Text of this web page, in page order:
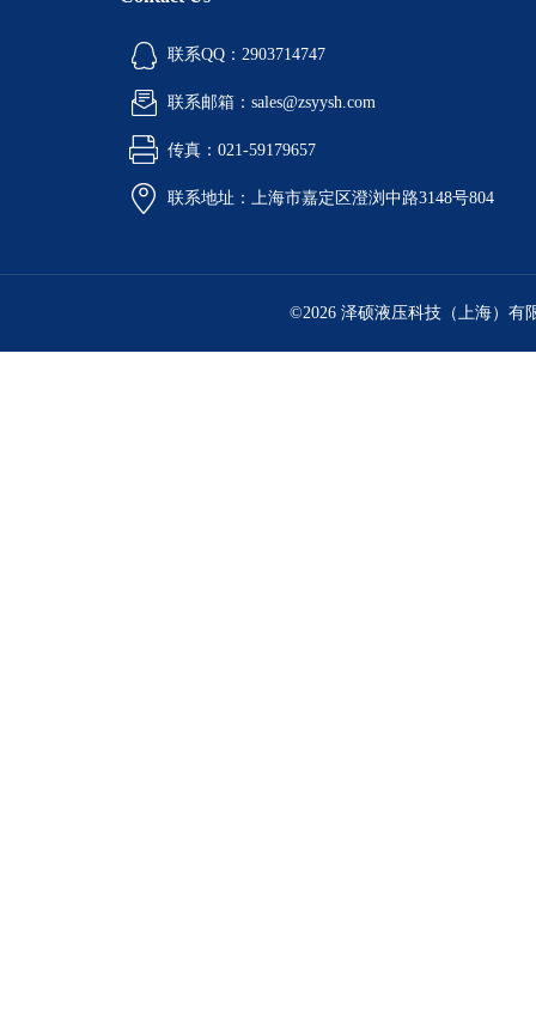
联系QQ：2903714747
联系邮箱：sales@zsyysh.com
传真：021-59179657
联系地址：上海市嘉定区澄浏中路3148号804
©2026 泽硕液压科技（上海）有